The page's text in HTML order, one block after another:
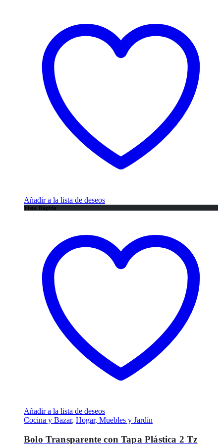
Añadir a la lista de deseos
Vista Rápida
Añadir a la lista de deseos
Cocina y Bazar, Hogar, Muebles y Jardín
Bolo Transparente con Tapa Plástica 2 Tz